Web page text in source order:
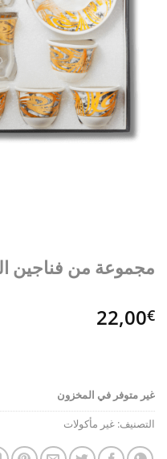
مجموعة من فناجين
22,00€
غير متوفر في المخزون
التصنيف: غير مأكولات